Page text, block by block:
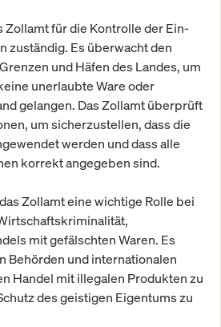
Zollamt für die Kontrolle der Ein-
zuständig. Es überwacht den
und Häfen des Landes, um
unerlaubte Ware oder
gelangen. Das Zollamt überprüft
um sicherzustellen, dass die
werden und dass alle
korrekt angegeben sind.
Zollamt eine wichtige Rolle bei
mit gefälschten Waren. Es
Behörden und internationalen
Handel mit illegalen Produkten zu
des geistigen Eigentums zu